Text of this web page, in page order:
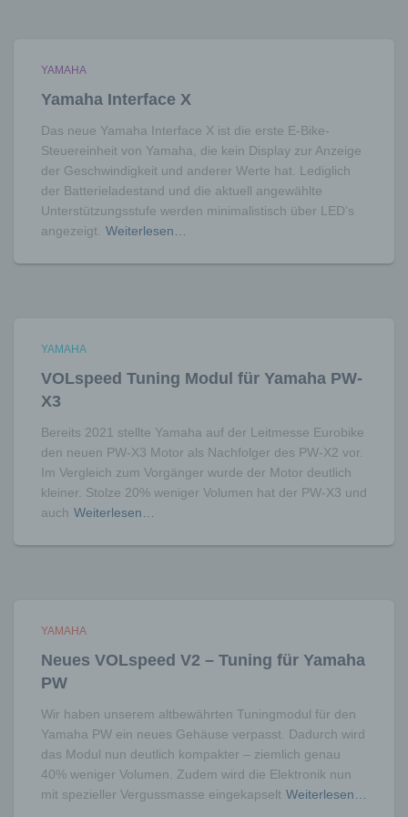
YAMAHA
Yamaha Interface X
Das neue Yamaha Interface X ist die erste E-Bike-
Steuereinheit von Yamaha, die kein Display zur Anzeige
der Geschwindigkeit und anderer Werte hat. Lediglich
der Batterieladestand und die aktuell angewählte
Unterstützungsstufe werden minimalistisch über LED’s
angezeigt.
Weiterlesen…
YAMAHA
VOLspeed Tuning Modul für Yamaha PW-
X3
Bereits 2021 stellte Yamaha auf der Leitmesse Eurobike
den neuen PW-X3 Motor als Nachfolger des PW-X2 vor.
Im Vergleich zum Vorgänger wurde der Motor deutlich
kleiner. Stolze 20% weniger Volumen hat der PW-X3 und
auch Weiterlesen…
YAMAHA
Neues VOLspeed V2 – Tuning für Yamaha
PW
Wir haben unserem altbewährten Tuningmodul für den
Yamaha PW ein neues Gehäuse verpasst. Dadurch wird
das Modul nun deutlich kompakter – ziemlich genau
40% weniger Volumen. Zudem wird die Elektronik nun
mit spezieller Vergussmasse eingekapselt Weiterlesen…
darin besteht, dass diese
werden, um bestimmte persönliche Aspekte,
die sich auf eine natürliche Person beziehen,
bezüglich Arbeitsleistung, wirtschaftlicher
Lage, Gesundheit, persönlicher Vorlieben,
Interessen, Zuverlässigkeit, Verhalten,
Aufenthaltsort oder Ortswechsel dieser
natürlichen Person zu analysieren oder
ohne Hinzuziehung zusätzlicher
Informationen nicht mehr einer spezifischen
Informationen gesondert aufbewahrt werden
und technischen und organisatorischen
Maßnahmen unterliegen, die gewährleisten,
dass die personenbezogenen Daten nicht
einer identifizierten oder identifizierbaren
natürlichen Person zugewiesen werden.
g) Verantwortlicher oder für die Verarbeitung
juristische Person, Behörde, Einrichtung
gemeinsam mit anderen über die Zwecke
Sind die Zwecke und Mittel dieser
Verarbeitung durch das Unionsrecht oder
das Recht der Mitgliedstaaten vorgegeben,
so kann der Verantwortliche
beziehungsweise können die bestimmten
Kriterien seiner Benennung nach dem